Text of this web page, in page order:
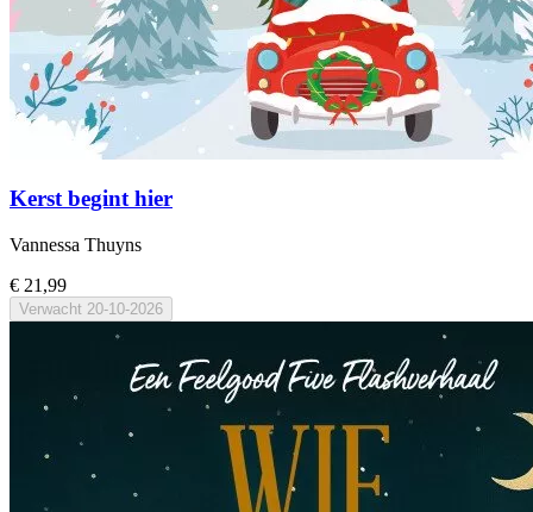
Kerst begint hier
Vannessa Thuyns
€ 21,99
Verwacht 20-10-2026